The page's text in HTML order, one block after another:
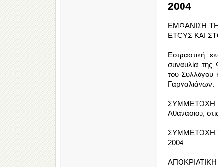
2004
ΕΜΦΑΝΙΣΗ
ΕΤΟΥΣ ΚΑΙ
Εοτραστική
συναυλία της
του Συλλόγου
Γαργαλιάνων.
ΣΥΜΜΕΤΟΧΗ
Αθανασίου,
ΣΥΜΜΕΤΟΧΗ
2004
ΑΠΟΚΡΙΑΤΙΚΗ